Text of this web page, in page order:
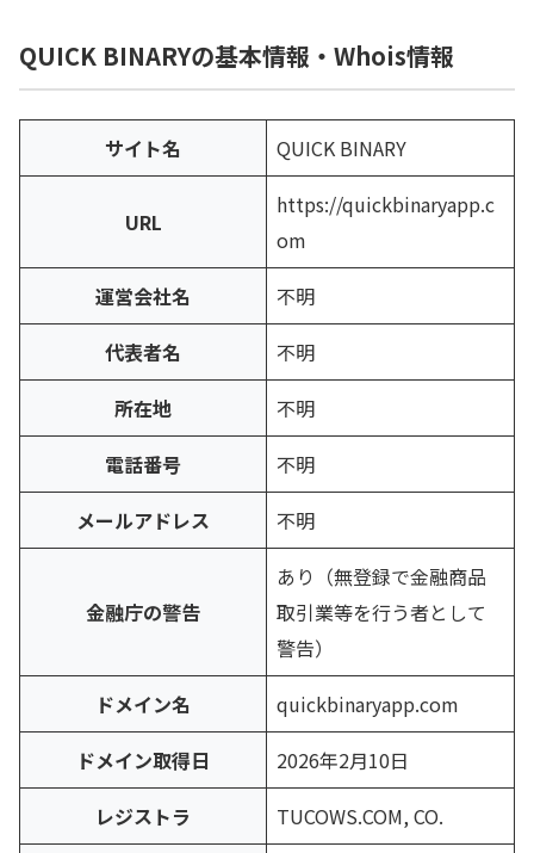
QUICK BINARYの基本情報・Whois情報
サイト名 QUICK BINARY
URL
https://quickbinaryapp.c
om
運営会社名
不明
代表者名
不明
所在地
不明
電話番号
不明
メールアドレス
不明
金融庁の警告
あり（無登録で金融商品
取引業等を行う者として
警告）
ドメイン名
quickbinaryapp.com
ドメイン取得日
2026年2月10日
レジストラ
TUCOWS.COM, CO.